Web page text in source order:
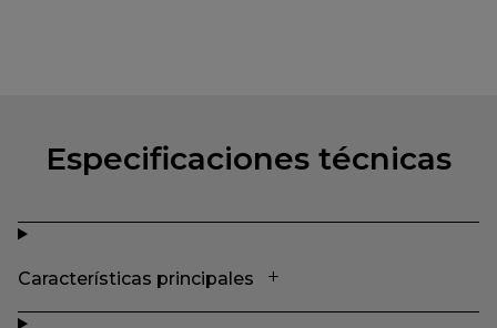
Especificaciones técnicas
Características principales